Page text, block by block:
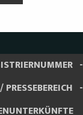
PRESSEBEREICH